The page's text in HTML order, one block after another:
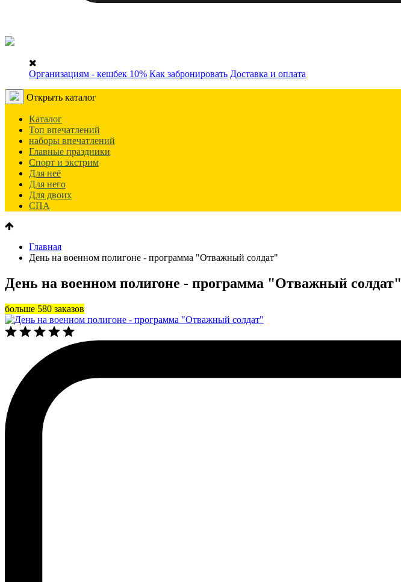
Организациям - кешбек 10% Как забронировать Доставка и оплата
Открыть каталог
Каталог
Топ впечатлений
наборы впечатлений
Главные праздники
Спорт и экстрим
Для неё
Для него
Для двоих
СПА
Главная
День на военном полигоне - программа "Отважный солдат"
День на военном полигоне - программа "Отважный солдат"
больше 580 заказов